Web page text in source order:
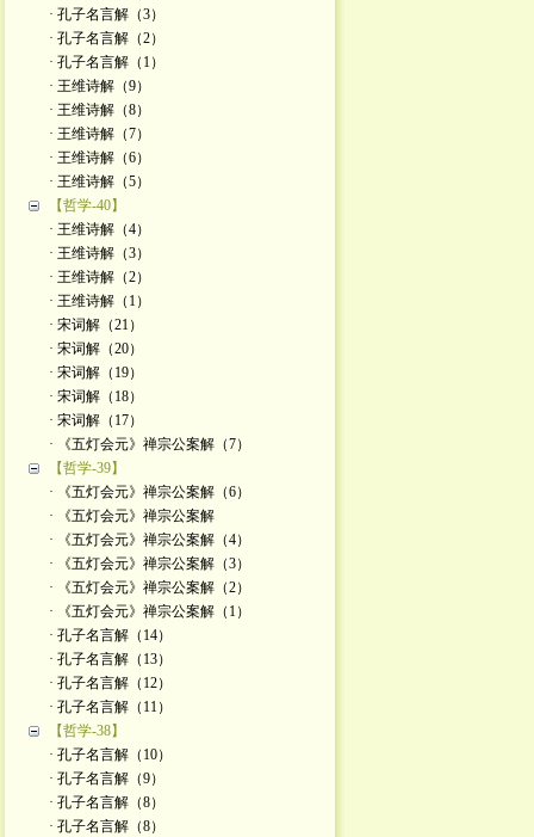
· 孔子名言解（3）
· 孔子名言解（2）
· 孔子名言解（1）
· 王维诗解（9）
· 王维诗解（8）
· 王维诗解（7）
· 王维诗解（6）
· 王维诗解（5）
【哲学-40】
· 王维诗解（4）
· 王维诗解（3）
· 王维诗解（2）
· 王维诗解（1）
· 宋词解（21）
· 宋词解（20）
· 宋词解（19）
· 宋词解（18）
· 宋词解（17）
· 《五灯会元》禅宗公案解（7）
【哲学-39】
· 《五灯会元》禅宗公案解（6）
· 《五灯会元》禅宗公案解
· 《五灯会元》禅宗公案解（4）
· 《五灯会元》禅宗公案解（3）
· 《五灯会元》禅宗公案解（2）
· 《五灯会元》禅宗公案解（1）
· 孔子名言解（14）
· 孔子名言解（13）
· 孔子名言解（12）
· 孔子名言解（11）
【哲学-38】
· 孔子名言解（10）
· 孔子名言解（9）
· 孔子名言解（8）
· 孔子名言解（8）